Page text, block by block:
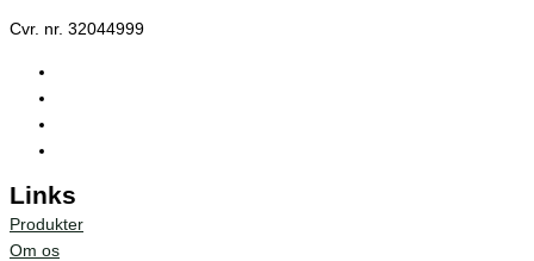
Cvr. nr. 32044999
Links
Produkter
Om os